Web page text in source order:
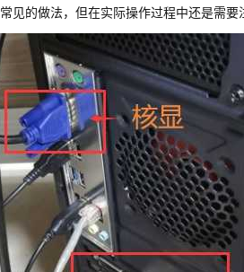
见的做法，但在实际操作过程中还是需要